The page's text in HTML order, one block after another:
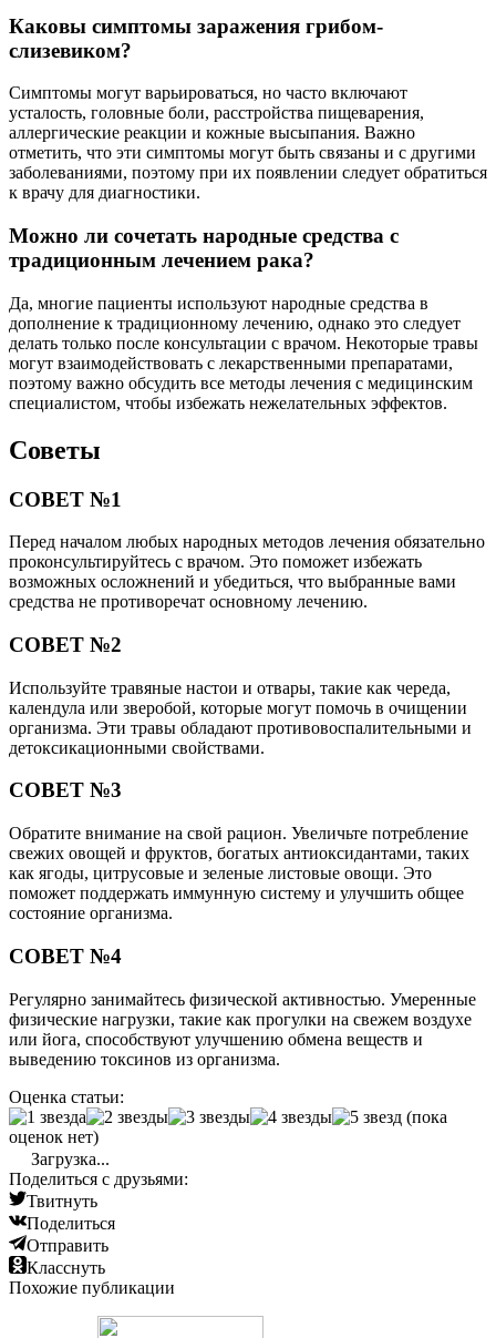
Каковы симптомы заражения грибом-
слизевиком?
Симптомы могут варьироваться, но часто включают
усталость, головные боли, расстройства пищеварения,
аллергические реакции и кожные высыпания. Важно
отметить, что эти симптомы могут быть связаны и с другими
заболеваниями, поэтому при их появлении следует обратиться
к врачу для диагностики.
Можно ли сочетать народные средства с
традиционным лечением рака?
Да, многие пациенты используют народные средства в
дополнение к традиционному лечению, однако это следует
делать только после консультации с врачом. Некоторые травы
могут взаимодействовать с лекарственными препаратами,
поэтому важно обсудить все методы лечения с медицинским
специалистом, чтобы избежать нежелательных эффектов.
Советы
СОВЕТ №1
Перед началом любых народных методов лечения обязательно
проконсультируйтесь с врачом. Это поможет избежать
возможных осложнений и убедиться, что выбранные вами
средства не противоречат основному лечению.
СОВЕТ №2
Используйте травяные настои и отвары, такие как череда,
календула или зверобой, которые могут помочь в очищении
организма. Эти травы обладают противовоспалительными и
детоксикационными свойствами.
СОВЕТ №3
Обратите внимание на свой рацион. Увеличьте потребление
свежих овощей и фруктов, богатых антиоксидантами, таких
как ягоды, цитрусовые и зеленые листовые овощи. Это
поможет поддержать иммунную систему и улучшить общее
состояние организма.
СОВЕТ №4
Регулярно занимайтесь физической активностью. Умеренные
физические нагрузки, такие как прогулки на свежем воздухе
или йога, способствуют улучшению обмена веществ и
выведению токсинов из организма.
Оценка статьи:
(пока
оценок нет)
Загрузка...
Поделиться с друзьями:
Твитнуть
Поделиться
Отправить
Класснуть
Похожие публикации